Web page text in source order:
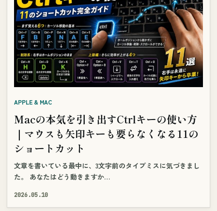
APPLE & MAC
Macの本気を引き出すCtrlキーの使い方
｜マウスも矢印キーも要らなくなる11の
ショートカット
文章を書いている最中に、3文字前のタイプミスに気づきまし
た。 あなたはどう動きますか…
2026.05.10